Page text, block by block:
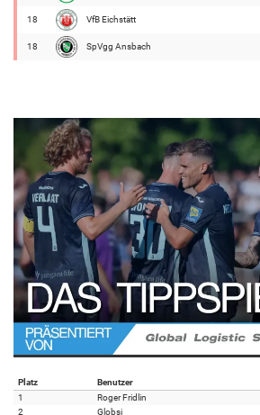
18 VfB Eichstätt
18 SpVgg Ansbach
Platz Benutzer
1
Roger Fridlin
2
Globsi